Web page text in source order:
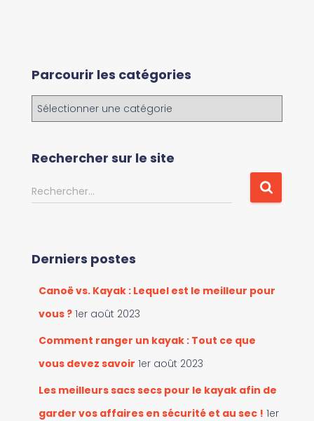
Parcourir les catégories
a
o
r
e
Rechercher sur le site
R
e
r
Rechercher…
Derniers postes
Canoë vs. Kayak : Lequel est le meilleur pour
vous ? 1er août 2023
Comment ranger un kayak : Tout ce que
vous devez savoir 1er août 2023
Les meilleurs sacs secs pour le kayak afin de
garder vos affaires en sécurité et au sec ! 1er